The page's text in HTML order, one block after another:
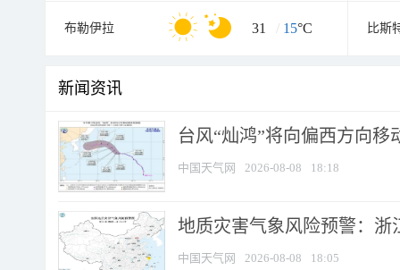
布勒伊拉 31 / 15°C 比斯
新闻资讯
台风“灿鸿”将向偏西方向移
中国天气网 2026-08-08 18:18
地质灾害气象风险预警：
中国天气网 2026-08-08 18:05